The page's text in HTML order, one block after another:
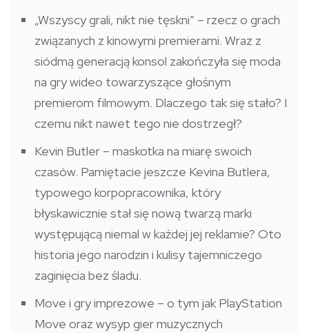
„Wszyscy grali, nikt nie tęskni” – rzecz o grach
związanych z kinowymi premierami. Wraz z
siódmą generacją konsol zakończyła się moda
na gry wideo towarzyszące głośnym
premierom filmowym. Dlaczego tak się stało? I
czemu nikt nawet tego nie dostrzegł?
Kevin Butler – maskotka na miarę swoich
czasów. Pamiętacie jeszcze Kevina Butlera,
typowego korpopracownika, który
błyskawicznie stał się nową twarzą marki
występującą niemal w każdej jej reklamie? Oto
historia jego narodzin i kulisy tajemniczego
zaginięcia bez śladu.
Move i gry imprezowe – o tym jak PlayStation
Move oraz wysyp gier muzycznych